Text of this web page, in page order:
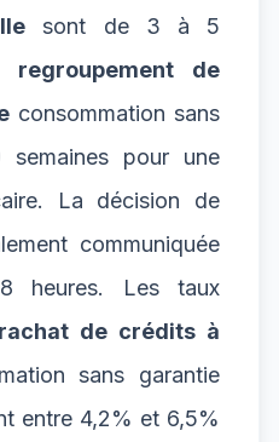
sont de 3 à 5
regroupement de
consommation sans
pour une
La décision de
communiquée
heures. Les taux
rachat de crédits à
sans garantie
entre 4,2% et 6,5%